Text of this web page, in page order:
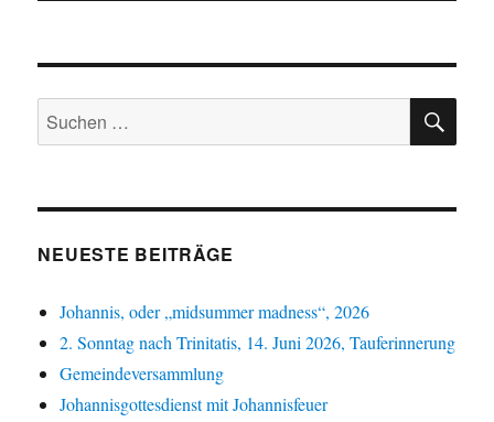
Suchen
nach:
NEUESTE BEITRÄGE
Johannis, oder „midsummer madness“, 2026
2. Sonntag nach Trinitatis, 14. Juni 2026, Tauferinnerung
Gemeindeversammlung
Johannisgottesdienst mit Johannisfeuer